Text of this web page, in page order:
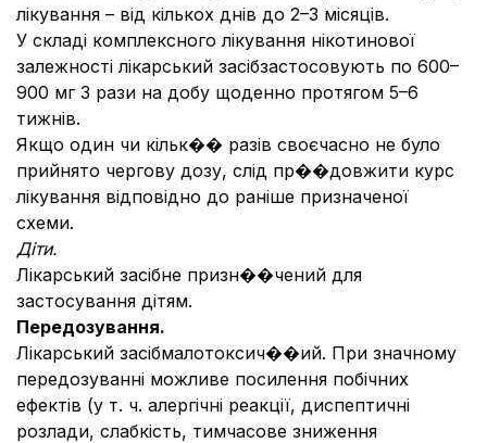
лікування – від кількох днів до 2–3 місяців.
У складі комплексного лікування нікотинової
залежності лікарський засібзастосовують по 600–
900 мг 3 рази на добу щоденно протягом 5–6
тижнів.
Якщо один чи кільк�� разів своєчасно не було
прийнято чергову дозу, слід пр��довжити курс
лікування відповідно до раніше призначеної
схеми.
Діти.
Лікарський засібне призн��чений для
застосування дітям.
Передозування.
Лікарський засібмалотоксич��ий. При значному
передозуванні можливе посилення побічних
ефектів (у т. ч. алергічні реакції, диспептичні
розлади, слабкість, тимчасове зниження